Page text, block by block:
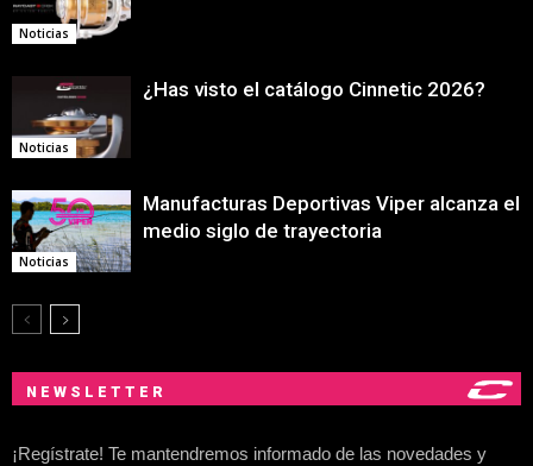
Noticias
Noticias
¿Has visto el catálogo Cinnetic 2026?
Noticias
Manufacturas Deportivas Viper alcanza el
medio siglo de trayectoria
NEWSLETTER
¡Regístrate! Te mantendremos informado de las novedades y